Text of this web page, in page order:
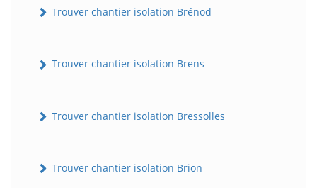
Trouver chantier isolation Brénod
Trouver chantier isolation Brens
Trouver chantier isolation Bressolles
Trouver chantier isolation Brion